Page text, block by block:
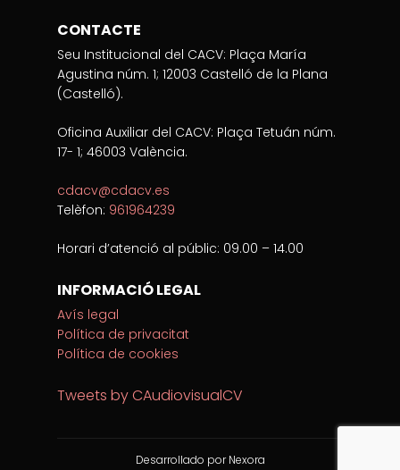
CONTACTE
Seu Institucional del CACV: Plaça María
Agustina núm. 1; 12003 Castelló de la Plana
(Castelló).
Oficina Auxiliar del CACV: Plaça Tetuán núm.
17- 1; 46003 València.
cdacv@cdacv.es
Telèfon: 961964239
Horari d’atenció al públic: 09.00 – 14.00
INFORMACIÓ LEGAL
Avís legal
Política de privacitat
Política de cookies
Tweets by CAudiovisualCV
Desarrollado por Nexora